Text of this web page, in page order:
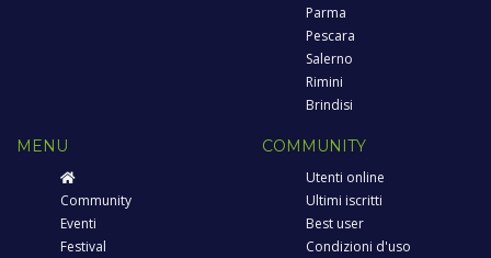
Parma
Pescara
Salerno
Rimini
Brindisi
MENU
Community
Eventi
Festival
COMMUNITY
Utenti online
Ultimi iscritti
Best user
Condizioni d'uso